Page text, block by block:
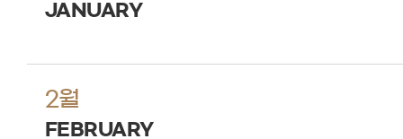
JANUARY
2월
FEBRUARY